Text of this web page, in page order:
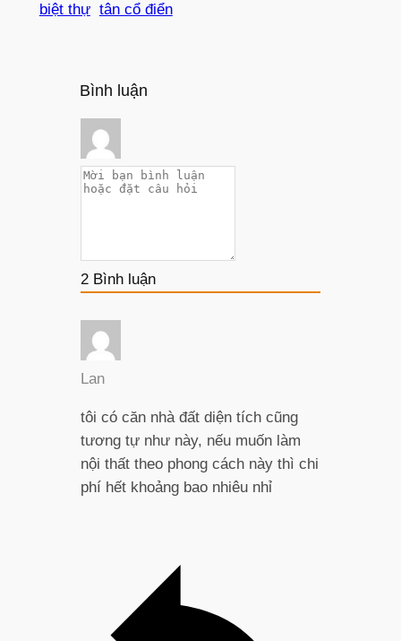
biệt thự tân cổ điển
Bình luận
2Bình luận
Lan
tôi có căn nhà đất diện tích cũng
tương tự như này, nếu muốn làm
nội thất theo phong cách này thì chi
phí hết khoảng bao nhiêu nhỉ